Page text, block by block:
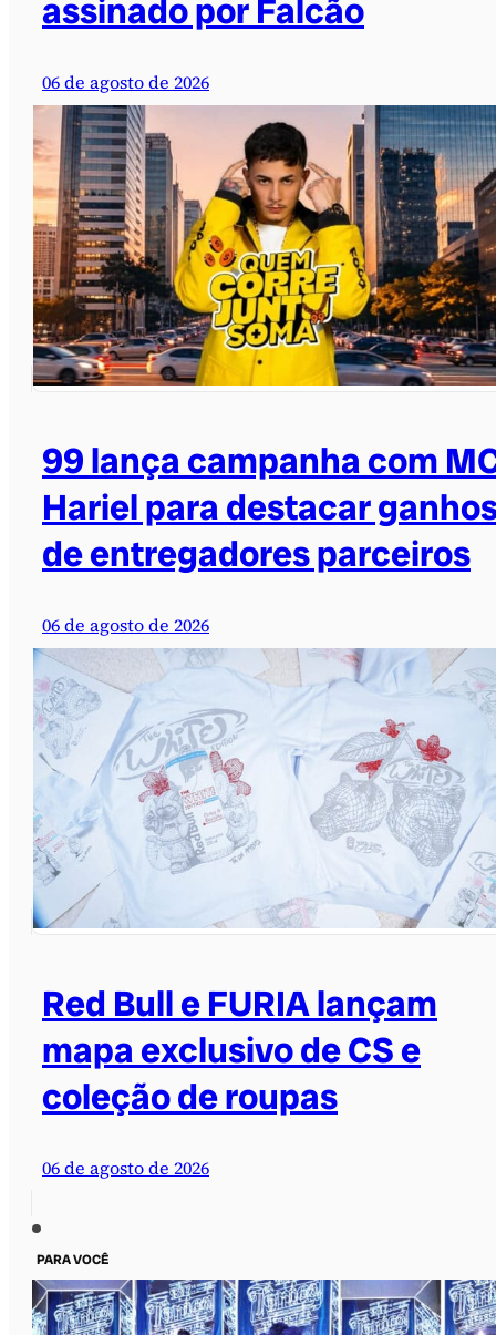
assinado por Falcão
06 de agosto de 2026
99 lança campanha com
Hariel para destacar
de entregadores parceiros
06 de agosto de 2026
Red Bull e FURIA lançam
mapa exclusivo de CS e
coleção de roupas
06 de agosto de 2026
PARA VOCÊ